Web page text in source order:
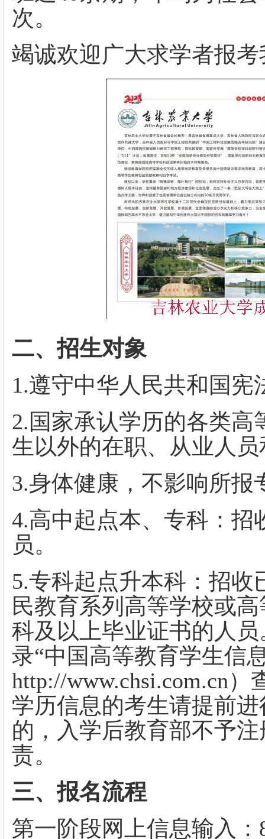
次。
竭诚欢迎广大求学者报
二、招生对象
1.遵守中华人民共和国宪
2.国家承认学历的各类
生以外的在职、从业人
3.身体健康，不影响所报
4.高中起点本、专科：招
员。
5.专科起点升本科：招
民教育系列高等学校或
科及以上毕业证书的人
录“中国高等教育学生信
http://www.chsi.com.cn
学历信息的考生请提前
的，入学后教育部不予
责。
三、报名流程
第一阶段网上信息输入